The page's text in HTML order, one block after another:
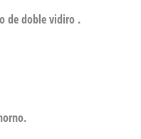
de doble vidiro .